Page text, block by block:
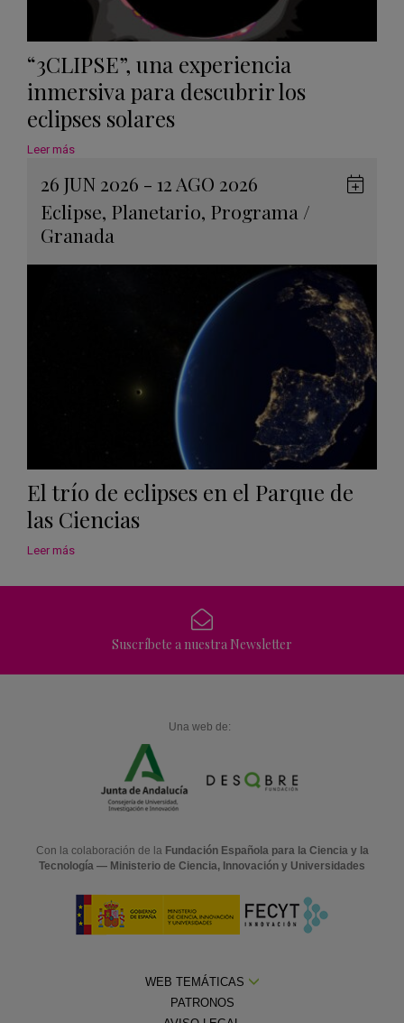
“3CLIPSE”, una experiencia
inmersiva para descubrir los
eclipses solares
Leer más
26 JUN 2026 - 12 AGO 2026
Eclipse, Planetario, Programa /
Granada
El trío de eclipses en el Parque de
las Ciencias
Leer más
Suscríbete a nuestra Newsletter
Una web de:
Con la colaboración de la Fundación Española para la Ciencia y la
Tecnología — Ministerio de Ciencia, Innovación y Universidades
WEB TEMÁTICAS
PATRONOS